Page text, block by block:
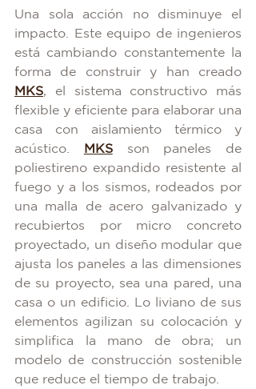
Una sola acción no disminuye el
impacto. Este equipo de ingenieros
está cambiando constantemente la
MKS, el sistema constructivo más
flexible y eficiente para elaborar una
casa con aislamiento térmico y
acústico. MKS son paneles de
poliestireno expandido resistente al
fuego y a los sismos, rodeados por
una malla de acero galvanizado y
recubiertos por micro concreto
proyectado, un diseño modular que
ajusta los paneles a las dimensiones
de su proyecto, sea una pared, una
casa o un edificio. Lo liviano de sus
elementos agilizan su colocación y
simplifica la mano de obra; un
modelo de construcción sostenible
que reduce el tiempo de trabajo.